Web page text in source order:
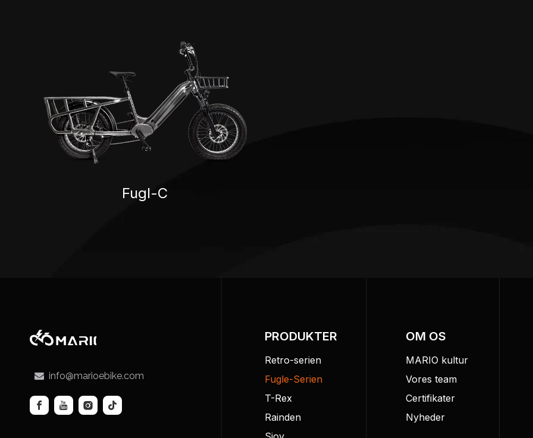
Fugl-C
 info@marioebike.com
PRODUKTER
Retro-serien
Fugle-Serien
T-Rex
Rainden
OM OS
MARIO kultur
Vores team
Certifikater
Nyheder